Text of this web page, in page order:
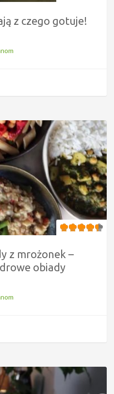
z czego gotuje!
z mrożonek –
obiady